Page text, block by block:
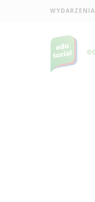
WYDARZENIA